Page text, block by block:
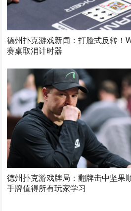
德州扑克游戏新闻：打脸式反转！
赛桌取消计时器
德州扑克游戏牌局：翻牌击中坚果
手牌值得所有玩家学习